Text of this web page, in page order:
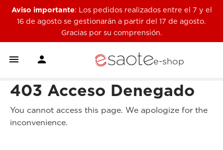
Aviso importante: Los pedidos realizados entre el 7 y el
16 de agosto se gestionarán a partir del 17 de agosto.
Gracias por su comprensión.
  e-shop
403 Acceso Denegado
You cannot access this page. We apologize for the
inconvenience.